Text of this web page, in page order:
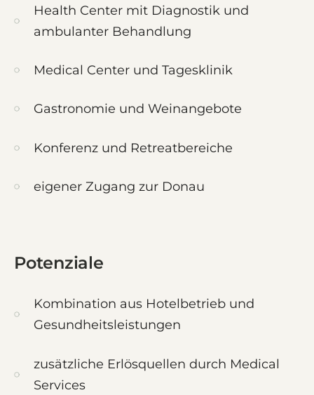
Health Center mit Diagnostik und
ambulanter Behandlung
Medical Center und Tagesklinik
Gastronomie und Weinangebote
Konferenz und Retreatbereiche
eigener Zugang zur Donau
Potenziale
Kombination aus Hotelbetrieb und
Gesundheitsleistungen
zusätzliche Erlösquellen durch Medical
Services